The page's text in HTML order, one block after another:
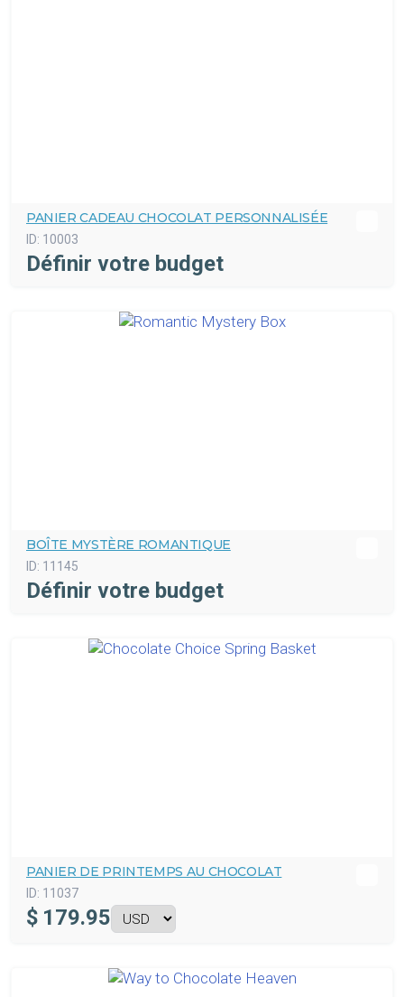
PANIER CADEAU CHOCOLAT PERSONNALISÉE
ID: 10003
Définir votre budget
BOÎTE MYSTÈRE ROMANTIQUE
ID: 11145
Définir votre budget
PANIER DE PRINTEMPS AU CHOCOLAT
ID: 11037
$ 179.95